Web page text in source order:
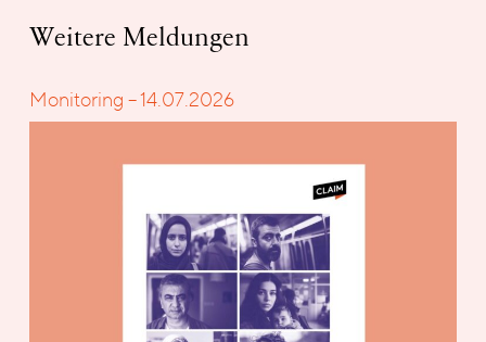
Weitere Meldungen
Monitoring – 14.07.2026